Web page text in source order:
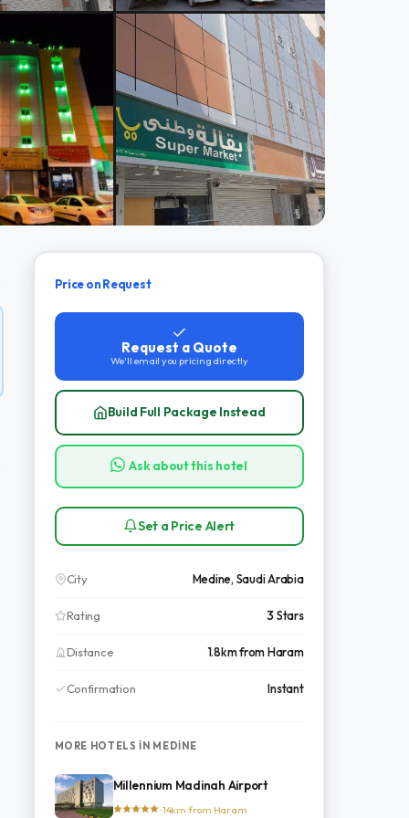
Price on Request
Request a Quote
We'll email you pricing directly
Build Full Package Instead
Ask about this hotel
Set a Price Alert
City Medine, Saudi Arabia
Rating 3 Stars
Distance 1.8km from Haram
Confirmation Instant
MORE HOTELS IN MEDINE
Millennium Madinah Airport
· 14km from Haram